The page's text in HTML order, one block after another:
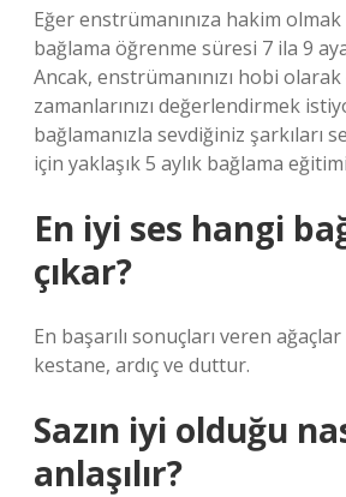
Eğer enstrümanınıza hakim
bağlama öğrenme süresi 7 ila 9
Ancak, enstrümanınızı hobi
zamanlarınızı değerlendirmek
bağlamanızla sevdiğiniz şarkıları
için yaklaşık 5 aylık bağlama
En iyi ses hangi
çıkar?
En başarılı sonuçları veren
kestane, ardıç ve duttur.
Sazın iyi olduğu
anlaşılır?